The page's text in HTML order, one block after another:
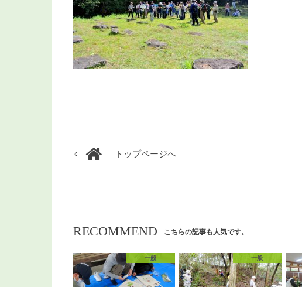
トップページへ
RECOMMEND こちらの記事も人気です。
一般 一般